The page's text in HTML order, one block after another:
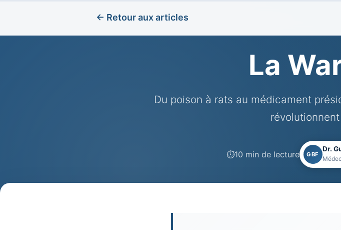
← Retour aux articles
La
Du poison à rats au médicament
⏱️10 min de lecture GBF
Dr.